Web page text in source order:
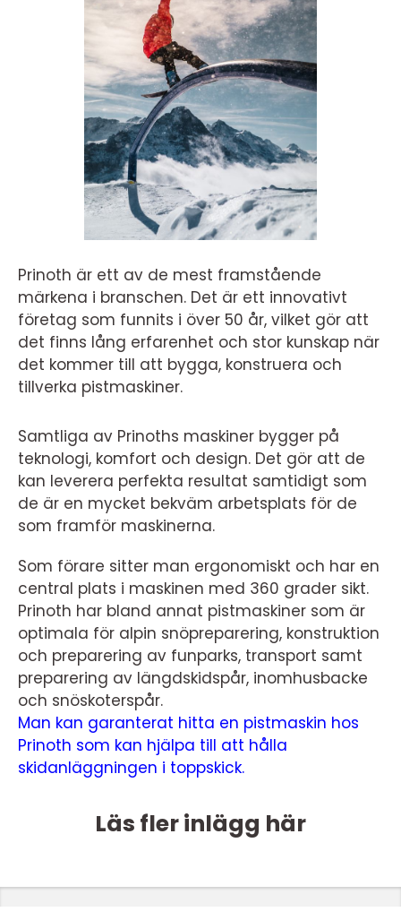
Prinoth är ett av de mest framstående
märkena i branschen. Det är ett innovativt
företag som funnits i över 50 år, vilket gör att
det finns lång erfarenhet och stor kunskap när
det kommer till att bygga, konstruera och
tillverka pistmaskiner.
Samtliga av Prinoths maskiner bygger på
teknologi, komfort och design. Det gör att de
kan leverera perfekta resultat samtidigt som
de är en mycket bekväm arbetsplats för de
som framför maskinerna.
Som förare sitter man ergonomiskt och har en
central plats i maskinen med 360 grader sikt.
Prinoth har bland annat pistmaskiner som är
optimala för alpin snöpreparering, konstruktion
och preparering av funparks, transport samt
preparering av längdskidspår, inomhusbacke
och snöskoterspår.
Man kan garanterat hitta en pistmaskin hos
Prinoth som kan hjälpa till att hålla
skidanläggningen i toppskick.
Läs fler inlägg här